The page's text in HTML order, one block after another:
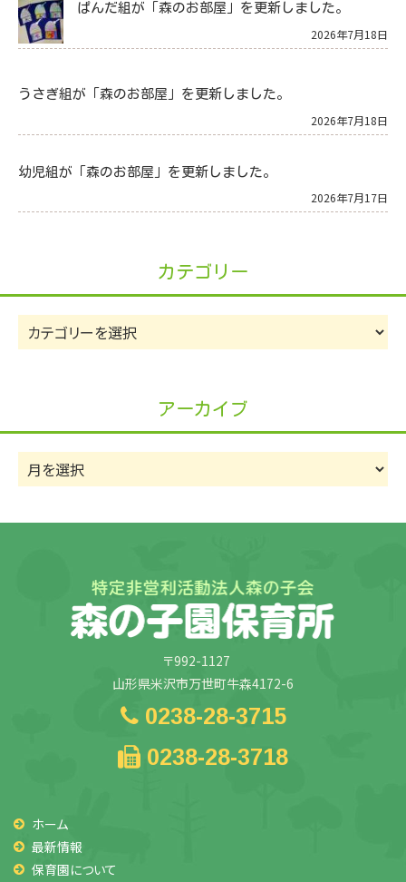
ぱんだ組が「森のお部屋」を更新しました。
2026年7月18日
うさぎ組が「森のお部屋」を更新しました。
2026年7月18日
幼児組が「森のお部屋」を更新しました。
2026年7月17日
カテゴリー
カ
テ
アーカイブ
ー
〒992-1127
山形県米沢市万世町牛森4172-6
0238-28-3715
0238-28-3718
ホーム
最新情報
保育園について